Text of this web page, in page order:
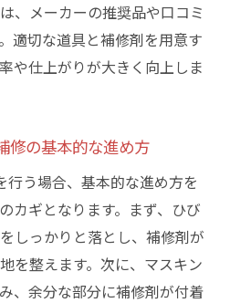
、メーカーの推奨品や口コミ
適切な道具と補修剤を用意す
や仕上がりが大きく向上しま
修の基本的な進め方
行う場合、基本的な進め方を
カギとなります。まず、ひび
しっかりと落とし、補修剤が
を整えます。次に、マスキン
、余分な部分に補修剤が付着